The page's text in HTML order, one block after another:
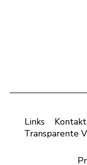
Links Kontakt
Transparente